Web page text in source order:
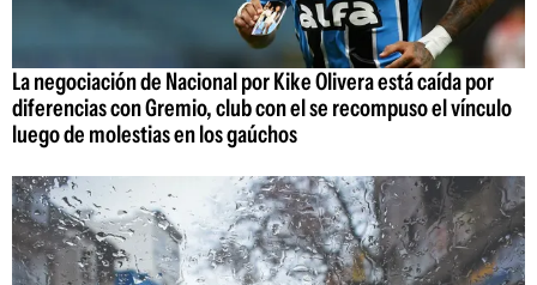
La negociación de Nacional por Kike Olivera está caída por
diferencias con Gremio, club con el se recompuso el vínculo
luego de molestias en los gaúchos